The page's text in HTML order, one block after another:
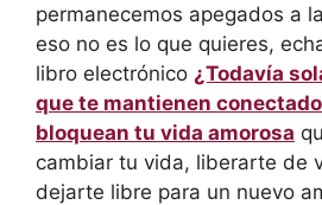
permanecemos apegados a
eso no es lo que quieres,
libro electrónico ¿Todavía
que te mantienen
bloquean tu vida amorosa
cambiar tu vida, liberarte de
dejarte libre para un nuevo